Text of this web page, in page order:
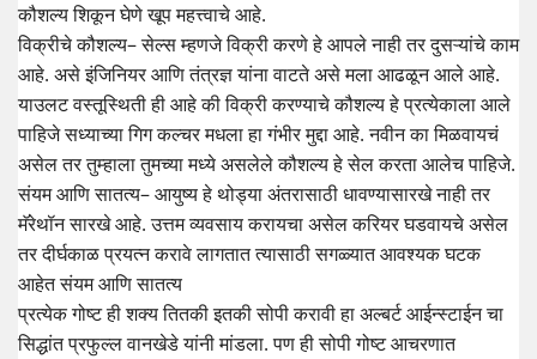
कौशल्य शिकून घेणे खूप महत्त्वाचे आहे.
विक्रीचे कौशल्य– सेल्स म्हणजे विक्री करणे हे आपले नाही तर दुसऱ्यांचे काम
आहे. असे इंजिनियर आणि तंत्रज्ञ यांना वाटते असे मला आढळून आले आहे.
याउलट वस्तूस्थिती ही आहे की विक्री करण्याचे कौशल्य हे प्रत्येकाला आले
पाहिजे सध्याच्या गिग कल्चर मधला हा गंभीर मुद्दा आहे. नवीन का मिळवायचं
असेल तर तुम्हाला तुमच्या मध्ये असलेले कौशल्य हे सेल करता आलेच पाहिजे.
संयम आणि सातत्य– आयुष्य हे थोड्या अंतरासाठी धावण्यासारखे नाही तर
मॅरेथॉन सारखे आहे. उत्तम व्यवसाय करायचा असेल करियर घडवायचे असेल
तर दीर्घकाळ प्रयत्न करावे लागतात त्यासाठी सगळ्यात आवश्यक घटक
आहेत संयम आणि सातत्य
प्रत्येक गोष्ट ही शक्य तितकी इतकी सोपी करावी हा अल्बर्ट आईन्स्टाईन चा
सिद्धांत प्रफुल्ल वानखेडे यांनी मांडला. पण ही सोपी गोष्ट आचरणात